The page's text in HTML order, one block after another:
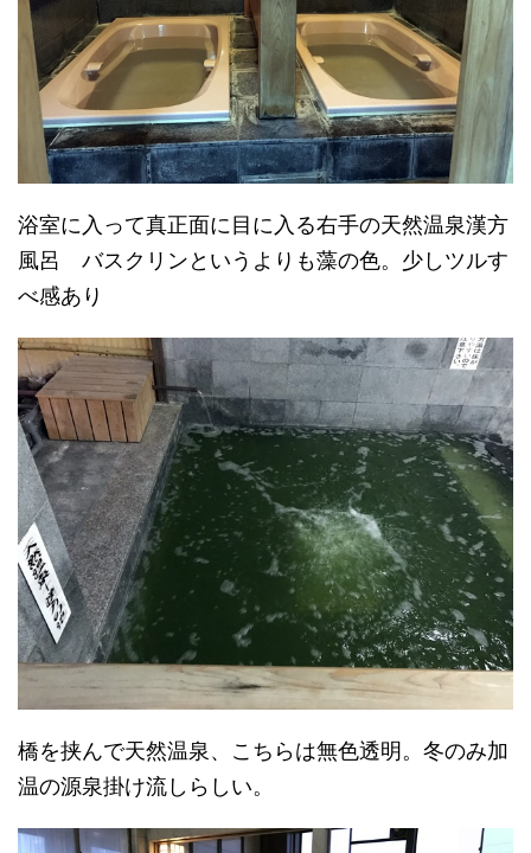
浴室に入って真正面に目に入る右手の天然温泉漢方
風呂 バスクリンというよりも藻の色。少しツルす
べ感あり
橋を挟んで天然温泉、こちらは無色透明。冬のみ加
温の源泉掛け流しらしい。